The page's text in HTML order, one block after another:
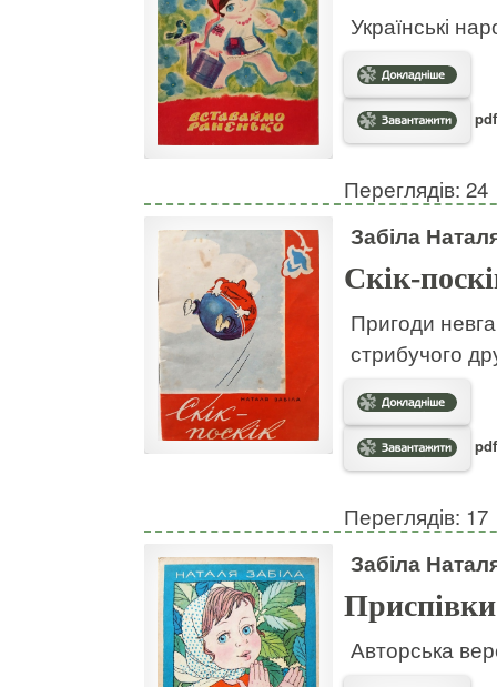
Українські
Переглядів: 24
Забіла
Скік-
Пригоди
стрибучого
Переглядів: 17
Забіла
Приспівки
Авторська